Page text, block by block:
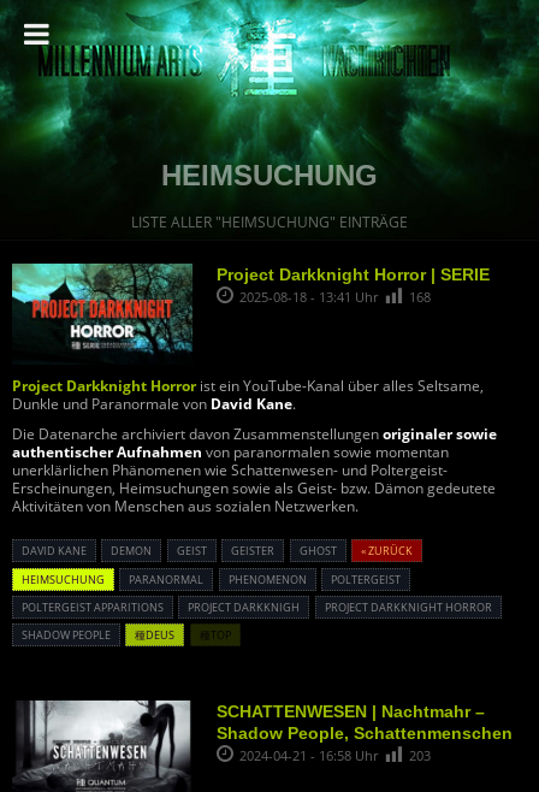
HEIMSUCHUNG
LISTE ALLER "HEIMSUCHUNG" EINTRÄGE
Project Darkknight Horror | SERIE
2025-08-18 - 13:41 Uhr 168
Project Darkknight Horrorist ein YouTube-Kanal über alles Seltsame,
Dunkle und Paranormale von David Kane.
Die Datenarche archiviert davon Zusammenstellungenoriginaler sowie
authentischer Aufnahmen von paranormalen sowie momentan
unerklärlichen Phänomenen wie Schattenwesen- und Poltergeist-
Erscheinungen, Heimsuchungen sowie als Geist- bzw. Dämon gedeutete
Aktivitäten von Menschen aus sozialen Netzwerken.
DAVID KANE DEMON GEIST GEISTER GHOST
« ZURÜCK
HEIMSUCHUNG
PARANORMAL PHENOMENON
POLTERGEIST
POLTERGEIST APPARITIONS
PROJECT DARKKNIGH
PROJECT DARKKNIGHT HORROR
SHADOW PEOPLE
種DEUS 種TOP
SCHATTENWESEN | Nachtmahr –
Shadow People, Schattenmenschen
2024-04-21 - 16:58 Uhr 203